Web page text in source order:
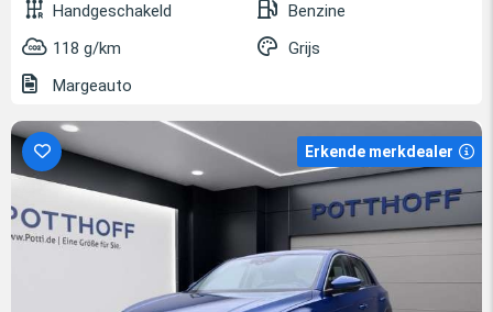
Handgeschakeld
Benzine
118 g/km
Grijs
Margeauto
Erkende merkdealer